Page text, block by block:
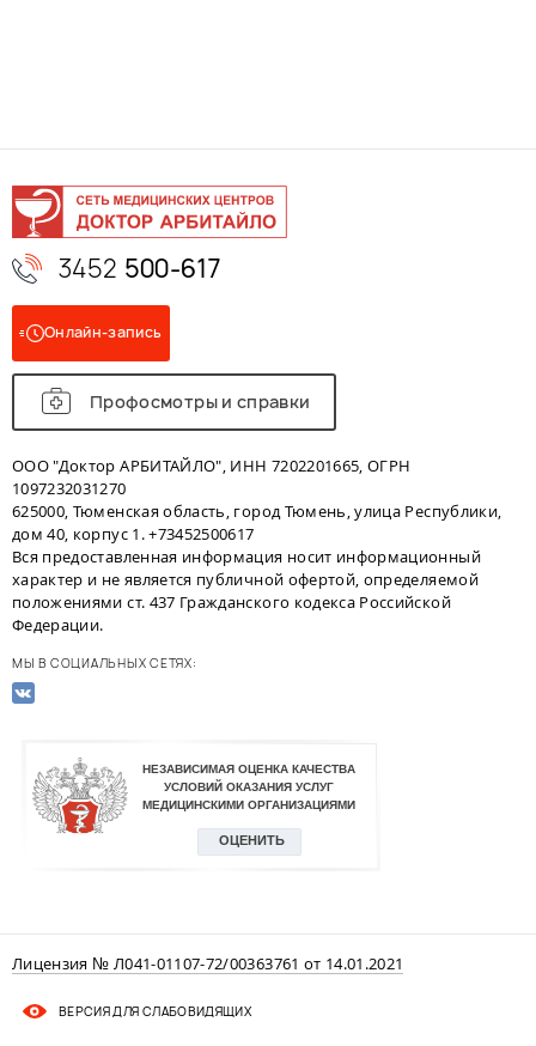
3452 500-617
Онлайн-запись
Профосмотры и справки
ООО "Доктор АРБИТАЙЛО", ИНН 7202201665, ОГРН
1097232031270
625000, Тюменская область, город Тюмень, улица Республики,
дом 40, корпус 1. +73452500617
Вся предоставленная информация носит информационный
характер и не является публичной офертой, определяемой
положениями ст. 437 Гражданского кодекса Российской
Федерации.
МЫ В СОЦИАЛЬНЫХ СЕТЯХ:
Лицензия № Л041-01107-72/00363761 от 14.01.2021
ВЕРСИЯ ДЛЯ СЛАБОВИДЯЩИХ